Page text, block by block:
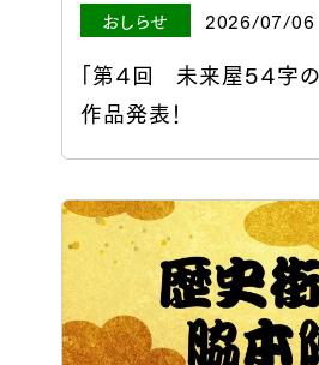
おしらせ 2026/07/06
「第４回 未来屋５４字
作品発表！